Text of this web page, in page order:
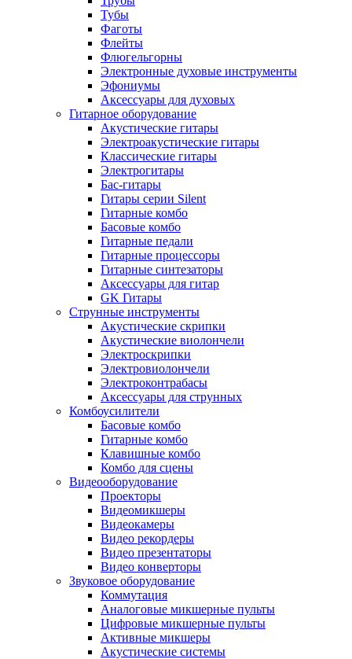
Тубы
Фаготы
Флейты
Флюгельгорны
Электронные духовые инструменты
Эфониумы
Аксессуары для духовых
Гитарное оборудование
Акустические гитары
Электроакустические гитары
Классические гитары
Электрогитары
Бас-гитары
Гитары серии Silent
Гитарные комбо
Басовые комбо
Гитарные педали
Гитарные процессоры
Гитарные синтезаторы
Аксессуары для гитар
GK Гитары
Струнные инструменты
Акустические скрипки
Акустические виолончели
Электроскрипки
Электровиолончели
Электроконтрабасы
Аксессуары для струнных
Комбоусилители
Басовые комбо
Гитарные комбо
Клавишные комбо
Комбо для сцены
Видеооборудование
Проекторы
Видеомикшеры
Видеокамеры
Видео рекордеры
Видео презентаторы
Видео конверторы
Звуковое оборудование
Коммутация
Аналоговые микшерные пульты
Цифровые микшерные пульты
Активные микшеры
Акустические системы